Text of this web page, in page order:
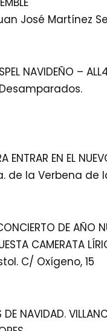
José Martínez
NAVIDEÑO –
ENTRAR EN EL
de la Verbena de
DE AÑO
CAMERATA
C/ Oxígeno, 15
DE NAVIDAD.